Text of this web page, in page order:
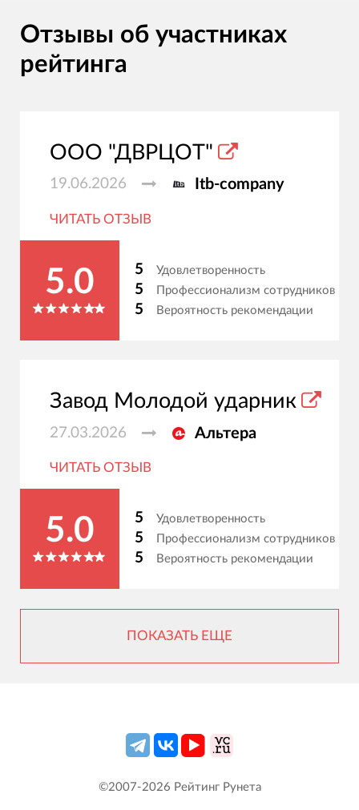
Отзывы об участниках
рейтинга
ООО "ДВРЦОТ"
19.06.2026 Itb-company
ЧИТАТЬ ОТЗЫВ
5.0 5 Удовлетворенность
5 Профессионализм сотрудников
5 Вероятность рекомендации
Завод Молодой ударник
27.03.2026 Альтера
ЧИТАТЬ ОТЗЫВ
5.0 5 Удовлетворенность
5 Профессионализм сотрудников
5 Вероятность рекомендации
ПОКАЗАТЬ ЕЩЕ
©2007-2026 Рейтинг Рунета